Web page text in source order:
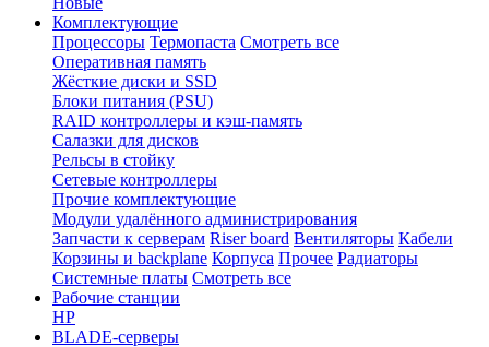
Комплектующие
Процессоры Термопаста Смотреть все
Оперативная память
Жёсткие диски и SSD
Блоки питания (PSU)
RAID контроллеры и кэш-память
Салазки для дисков
Рельсы в стойку
Сетевые контроллеры
Прочие комплектующие
Модули удалённого администрирования
Запчасти к серверам Riser board Вентиляторы Кабели
Корзины и backplane Корпуса Прочее Радиаторы
Системные платы Смотреть все
Рабочие станции
HP
BLADE-серверы